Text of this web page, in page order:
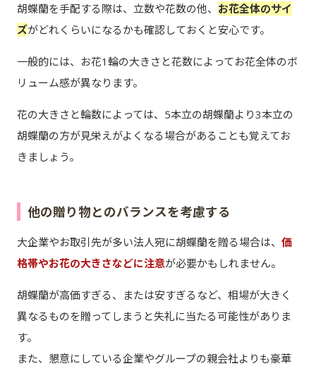
胡蝶蘭を手配する際は、立数や花数の他、 お花全体のサイ
ズがどれくらいになるかも確認しておくと安心です。
一般的には、お花1輪の大きさと花数によってお花全体のボ
リューム感が異なります。
花の大きさと輪数によっては、5本立の胡蝶蘭より3本立の
胡蝶蘭の方が見栄えがよくなる場合があることも覚えてお
きましょう。
他の贈り物とのバランスを考慮する
大企業やお取引先が多い法人宛に胡蝶蘭を贈る場合は、 価
格帯やお花の大きさなどに注意が必要かもしれません。
胡蝶蘭が高価すぎる、または安すぎるなど、相場が大きく
異なるものを贈ってしまうと失礼に当たる可能性がありま
す。
また、懇意にしている企業やグループの親会社よりも豪華